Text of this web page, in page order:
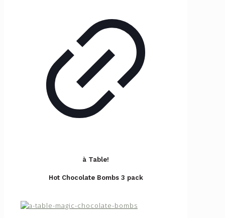
à Table!
Hot Chocolate Bombs 3 pack